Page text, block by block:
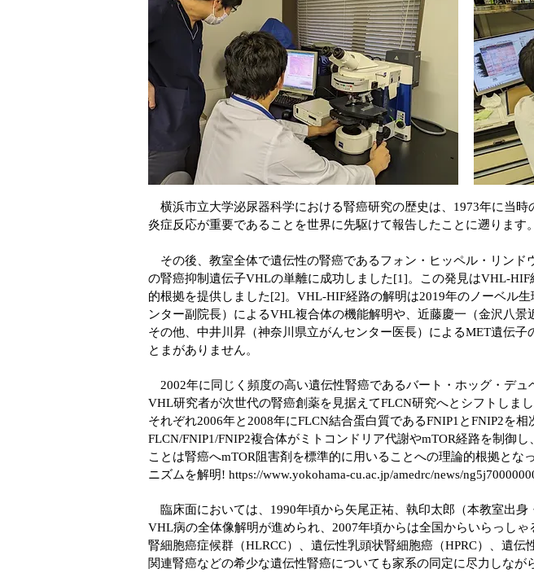
横浜市立大学泌尿器科学における腎癌研究の歴史は、1973年に当
炎症反応が重要であることを世界に先駆けて報告したことに遡ります。
その後、教室全体で遺伝性の腎癌であるフォン・ヒッペル・リン
の腎癌抑制遺伝子VHLの単離に成功しました[1]。この発見はVHL-
的根拠を提供しました[2]。VHL-HIF経路の解明は2019年のノーベル
ンター副院長）によるVHL複合体の機能解明や、近藤慶一（金沢八景
その他、中井川昇（神奈川県立がんセンター医長）によるMET遺伝
とまがありません。
2002年に同じく頻度の高い遺伝性腎癌であるバート・ホッグ・デ
VHL研究者が次世代の腎癌創薬を見据えてFLCN研究へとシフトしま
それぞれ2006年と2008年にFLCN結合蛋白質であるFNIP1とFNIP2を
FLCN/FNIP1/FNIP2複合体がミトコンドリア代謝やmTOR経路を制御
ことは腎癌へmTOR阻害剤を標準的に用いることへの理論的根拠と
ニズムを解明! https://www.yokohama-cu.ac.jp/amedrc/news/
臨床面においては、1990年頃から矢尾正祐、執印太郎（本教室出
VHL病の全体像解明が進められ、2007年頃からは全国からいらっし
腎細胞癌症候群（HLRCC）、遺伝性乳頭状腎細胞癌（HPRC）、遺
関連腎癌などの希少な遺伝性腎癌についても家系の同定に尽力しな